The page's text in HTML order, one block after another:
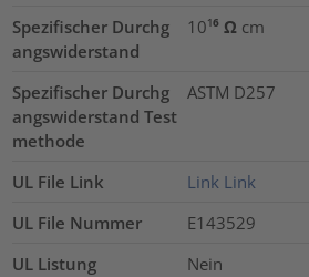
Spezifischer Durchg
angswiderstand
10¹⁶ Ω cm
Spezifischer Durchg
angswiderstand Test
methode
ASTM D257
UL File Link Link Link
UL File Nummer
E143529
UL Listung
Nein